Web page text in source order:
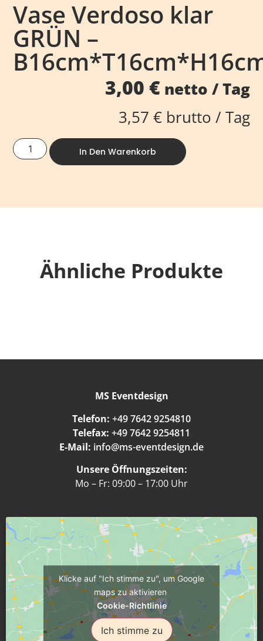
Vase Verdoso klar
GRÜN –
3,00 €netto / Tag
3,57 €brutto / Tag
In Den Warenkorb
Ähnliche Produkte
MS Eventdesign
Telefon: +49 7642 9254810
Telefax: +49 7642 9254811
E-Mail: info@ms-eventdesign.de
Unsere Öffnungszeiten:
Mo – Fr: 09:00 – 17:00 Uhr
Klicke auf "Ich stimme zu", um Google
maps zu aktivieren
Cookie-Richtlinie
Ich stimme zu